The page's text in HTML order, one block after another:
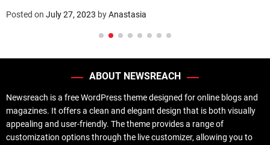
Posted on July 27, 2023 byAnastasia
ABOUT NEWSREACH
Newsreach is a free WordPress theme designed for online blogs and
magazines. It offers a clean and elegant design that is both visually
appealing and user-friendly. The theme provides a range of
customization options through the live customizer, allowing you to